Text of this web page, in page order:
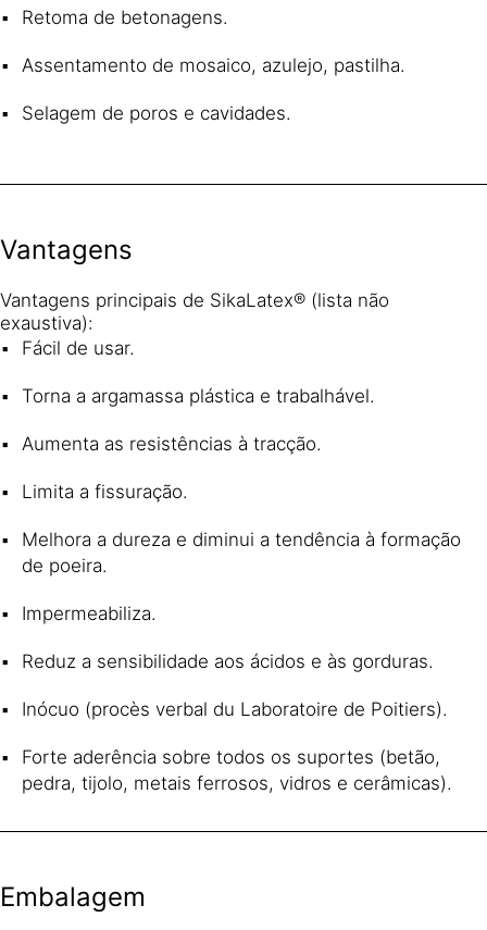
Retoma de betonagens.
Assentamento de mosaico, azulejo, pastilha.
Selagem de poros e cavidades.
Vantagens
Vantagens principais de SikaLatex® (lista não
exaustiva):
Fácil de usar.
Torna a argamassa plástica e trabalhável.
Aumenta as resistências à tracção.
Limita a fissuração.
Melhora a dureza e diminui a tendência à formação
de poeira.
Impermeabiliza.
Reduz a sensibilidade aos ácidos e às gorduras.
Inócuo (procès verbal du Laboratoire de Poitiers).
Forte aderência sobre todos os suportes (betão,
pedra, tijolo, metais ferrosos, vidros e cerâmicas).
Embalagem